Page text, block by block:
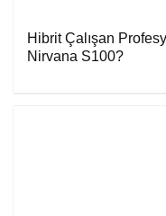
Hibrit Çalışan
Nirvana S100?